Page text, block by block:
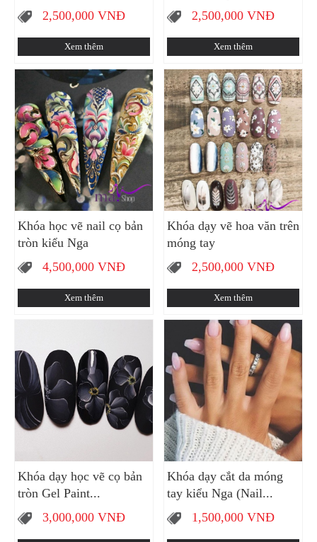
2,500,000VNĐ
Xem thêm
2,500,000 VNĐ
Xem thêm
Khóa học vẽ nail cọ bản
tròn kiểu Nga
4,500,000VNĐ
Xem thêm
Khóa dạy vẽ hoa văn trên
móng tay
2,500,000 VNĐ
Xem thêm
Khóa dạy học vẽ cọ bản
tròn Gel Paint...
3,000,000VNĐ
Khóa dạy cắt da móng
tay kiểu Nga (Nail...
1,500,000 VNĐ